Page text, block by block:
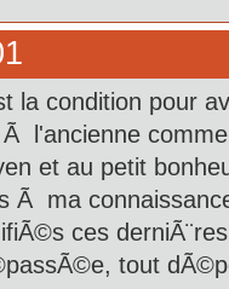
la condition pour
l'ancienne
et au petit
Ã ma
ces
tout